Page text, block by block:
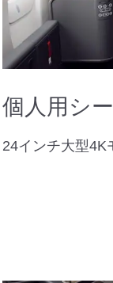
個人用シ
24インチ大型4K